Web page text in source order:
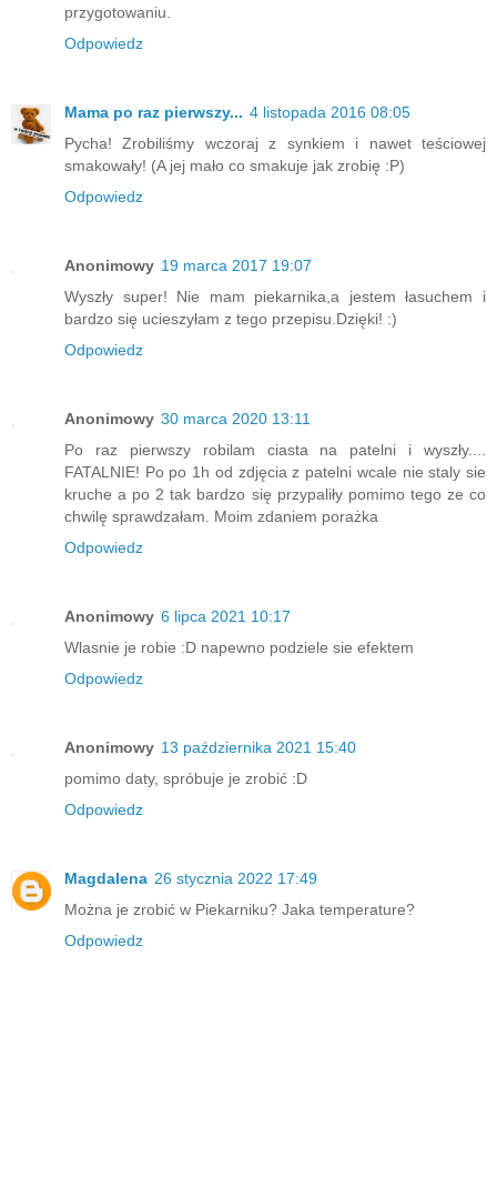
przygotowaniu.
Odpowiedz
Mama po raz pierwszy... 4 listopada 2016 08:05
Pycha! Zrobiliśmy wczoraj z synkiem i nawet teściowej
smakowały! (A jej mało co smakuje jak zrobię :P)
Odpowiedz
Anonimowy 19 marca 2017 19:07
Wyszły super! Nie mam piekarnika,a jestem łasuchem i
bardzo się ucieszyłam z tego przepisu.Dzięki! :)
Odpowiedz
Anonimowy 30 marca 2020 13:11
Po raz pierwszy robilam ciasta na patelni i wyszły....
FATALNIE! Po po 1h od zdjęcia z patelni wcale nie staly sie
kruche a po 2 tak bardzo się przypaliły pomimo tego ze co
chwilę sprawdzałam. Moim zdaniem porażka
Odpowiedz
Anonimowy 6 lipca 2021 10:17
Wlasnie je robie :D napewno podziele sie efektem
Odpowiedz
Anonimowy 13 października 2021 15:40
pomimo daty, spróbuje je zrobić :D
Odpowiedz
Magdalena 26 stycznia 2022 17:49
Można je zrobić w Piekarniku? Jaka temperature?
Odpowiedz